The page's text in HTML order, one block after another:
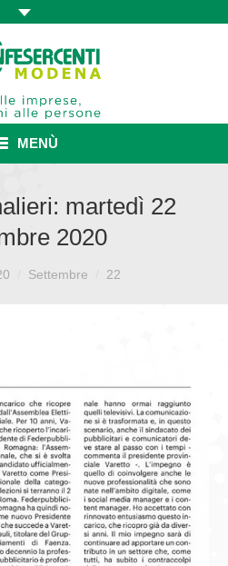
MENÙ
NEWS
martedì 22
2020
Settembre 22